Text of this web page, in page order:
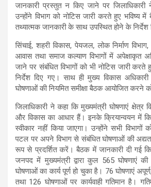
जानकारी प्रस्तुत न किए जाने पर जिलाधिकारी
उन्होंने विभाग को नोटिस जारी करते हुए भविष्य में
तथ्यात्मक जानकारी के साथ उपस्थित होने के निर्देश
सिंचाई, शहरी विकास, पेयजल, लोक निर्माण विभाग,
आवास तथा समाज कल्याण विभागों में अपेक्षाकृत
जाने पर संबंधित विभागों को भी नोटिस जारी करते
निर्देश दिए गए। साथ ही मुख्य विकास
घोषणाओं की नियमित समीक्षा बैठक आयोजित करने
जिलाधिकारी ने कहा कि मुख्यमंत्री घोषणाएं
और विकास का आधार हैं। इनके क्रियान्वयन में
स्वीकार नहीं किया जाएगा। उन्होंने सभी विभागों
पटल पर अपने विभाग से संबंधित घोषणाओं की
रूप से प्रदर्शित करें। बैठक में जानकारी दी गई
जनपद में मुख्यमंत्री द्वारा कुल 565 घोषणाएं
घोषणाओं का कार्य पूर्ण हो चुका है। 76 घोषणाएं
तथा 126 घोषणाओं पर कार्यवाही गतिमान है।